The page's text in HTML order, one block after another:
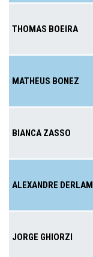
THOMAS BOEIRA
MATHEUS BONEZ
BIANCA ZASSO
ALEXANDRE DERLAM
JORGE GHIORZI